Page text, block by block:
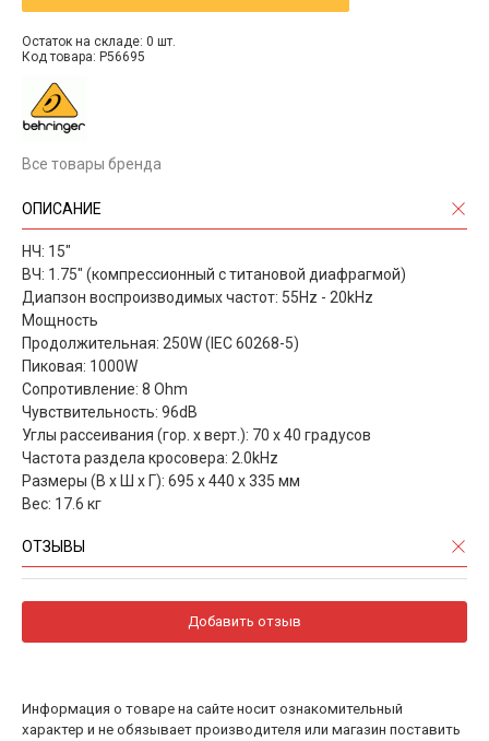
Остаток на складе: 0 шт.
Код товара: P56695
Все товары бренда
ОПИСАНИЕ
НЧ: 15"
ВЧ: 1.75" (компрессионный с титановой диафрагмой)
Диапзон воспроизводимых частот: 55Hz - 20kHz
Мощность
Продолжительная: 250W (IEC 60268-5)
Пиковая: 1000W
Сопротивление: 8 Ohm
Чувствительность: 96dB
Углы рассеивания (гор. х верт.): 70 х 40 градусов
Частота раздела кросовера: 2.0kHz
Размеры (В х Ш х Г): 695 х 440 х 335 мм
Вес: 17.6 кг
ОТЗЫВЫ
Добавить отзыв
Информация о товаре на сайте носит ознакомительный
характер и не обязывает производителя или магазин поставить